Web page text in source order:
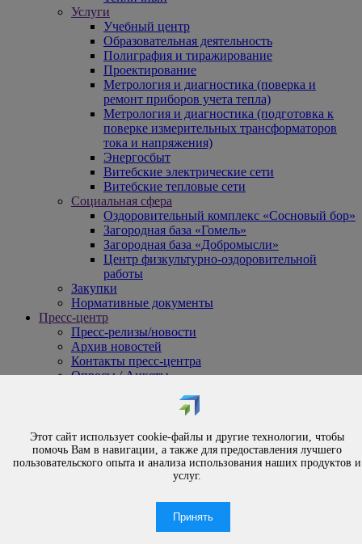
Услуги
Учебный центр
Образовательная деятельность
Полиграфия и тиражирование
Проектирование
Метрология и диагностика (поверка и
ремонт приборов учета тепла)
Метрология и диагностика (подготовка к
поверке измерительных трансформаторов
тока и напряжения)
Энергосбыт
Витебские электрические сети
Витебские тепловые сети
Социальная сфера
Оздоровительный комплекс «Сосновый бор»
Загородная база «Гомель»
Загородная база «Добромысли»
Центр физкультурно-оздоровительной
работы
Закупки
Нормативные документы
Пресс-центр
Пресс-релизы/новости
Архив новостей
Контакты пресс-центра
Опросы / Анкеты
Обращения
Порядок рассмотрения обращений
Личный приём
Электронные обращения
Часто задаваемые вопросы
Этот сайт использует cookie-файлы и другие технологии, чтобы
помочь Вам в навигации, а также для предоставления лучшего
пользовательского опыта и анализа использования наших продуктов и
услуг.
Принять